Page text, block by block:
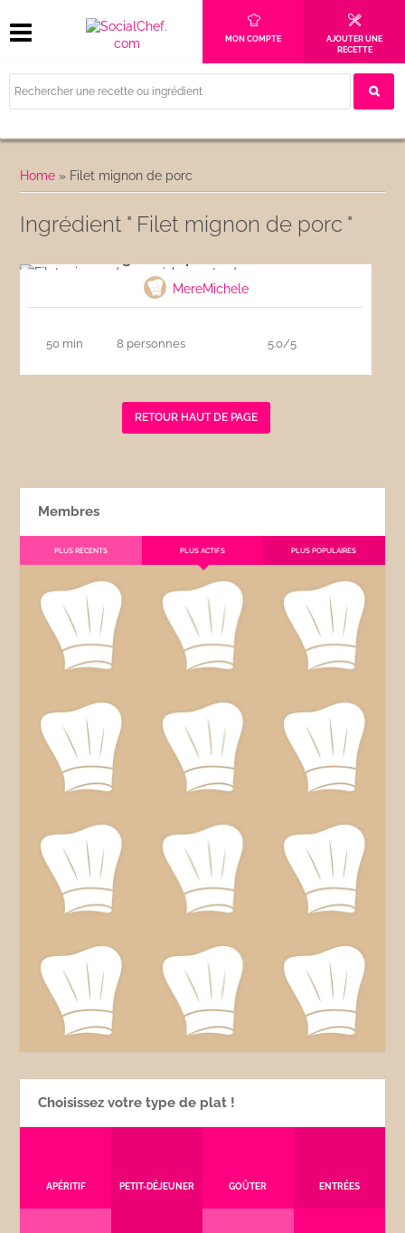
MON COMPTE
AJOUTER UNE
RECETTE
Home » Filet mignon de porc
Ingrédient " Filet mignon de porc "
MereMichele
50 min 8 personnes 5.0/5
RETOUR HAUT DE PAGE
Membres
PLUS RÉCENTS PLUS ACTIFS PLUS POPULAIRES
Choisissez votre type de plat !
APÉRITIF PETIT-DÉJEUNER GOÛTER ENTRÉES